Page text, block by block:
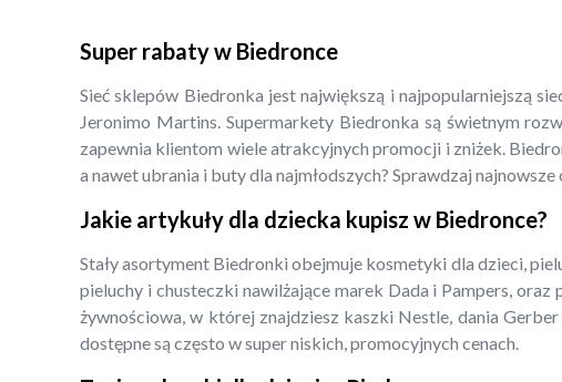
Super rabaty w Biedronce
Sieć sklepów Biedronka jest największą i najpopularniejszą
Jeronimo Martins. Supermarkety Biedronka są świetnym
zapewnia klientom wiele atrakcyjnych promocji i zniżek.
a nawet ubrania i buty dla najmłodszych? Sprawdzaj
Jakie artykuły dla dziecka kupisz w Biedronce?
Stały asortyment Biedronki obejmuje kosmetyki dla dzieci,
pieluchy i chusteczki nawilżające marek Dada i Pampers,
żywnościowa, w której znajdziesz kaszki Nestle, dania
dostępne są często w super niskich, promocyjnych cenach.